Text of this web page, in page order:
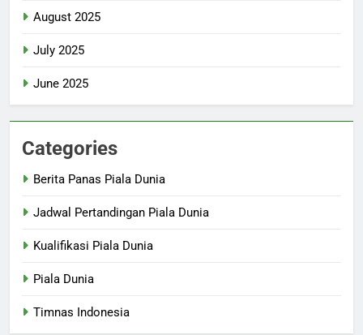
August 2025
July 2025
June 2025
Categories
Berita Panas Piala Dunia
Jadwal Pertandingan Piala Dunia
Kualifikasi Piala Dunia
Piala Dunia
Timnas Indonesia